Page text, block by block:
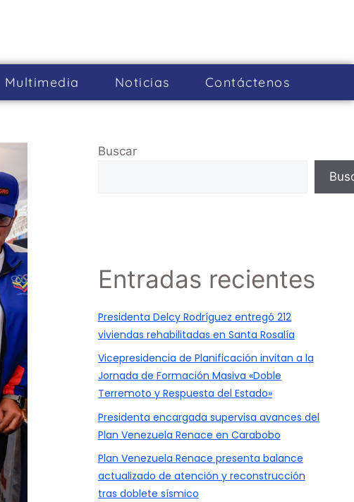
Multimedia Noticias Cont­áctenos
Buscar
Entradas recientes
Presidenta Delcy Rodríguez entregó 212
viviendas rehabilitadas en Santa Rosalía
Vicepresidencia de Planificación invitan a la
Jornada de Formación Masiva «Doble
Terremoto y Respuesta del Estado»
Presidenta encargada supervisa avances del
Plan Venezuela Renace en Carabobo
Plan Venezuela Renace presenta balance
actualizado de atención y reconstrucción
tras doblete sísmico